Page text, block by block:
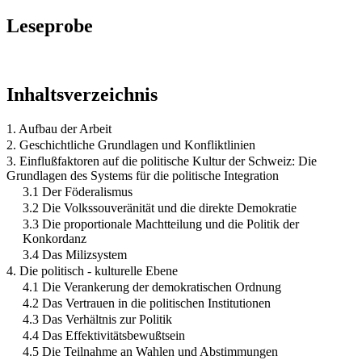
Leseprobe
Inhaltsverzeichnis
1. Aufbau der Arbeit
2. Geschichtliche Grundlagen und Konfliktlinien
3. Einflußfaktoren auf die politische Kultur der Schweiz: Die
Grundlagen des Systems für die politische Integration
3.1 Der Föderalismus
3.2 Die Volkssouveränität und die direkte Demokratie
3.3 Die proportionale Machtteilung und die Politik der
Konkordanz
3.4 Das Milizsystem
4. Die politisch - kulturelle Ebene
4.1 Die Verankerung der demokratischen Ordnung
4.2 Das Vertrauen in die politischen Institutionen
4.3 Das Verhältnis zur Politik
4.4 Das Effektivitätsbewußtsein
4.5 Die Teilnahme an Wahlen und Abstimmungen